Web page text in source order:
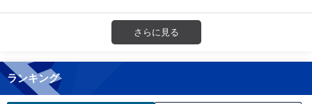
さらに見る
ランキング